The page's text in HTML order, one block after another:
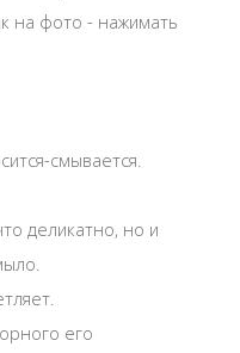
на фото - нажимать
смывается.
деликатно, но и
его